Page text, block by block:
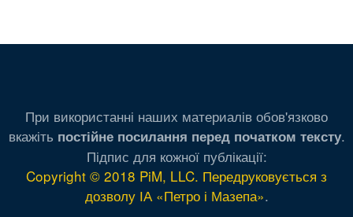
При використанні наших материалів обов'язково
вкажіть постійне посилання перед початком тексту.
Підпис для кожної публікації:
Copyright © 2018 PiM, LLC. Передруковується з
дозволу ІА «Петро і Мазепа».